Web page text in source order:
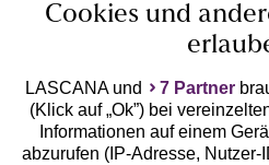
Geprüfte Sicherheit
Cookies und
LASCANA und 7 Partner
(Klick auf „Ok”) bei
Informationen auf einem
abzurufen (IP-Adresse, Nutzer-